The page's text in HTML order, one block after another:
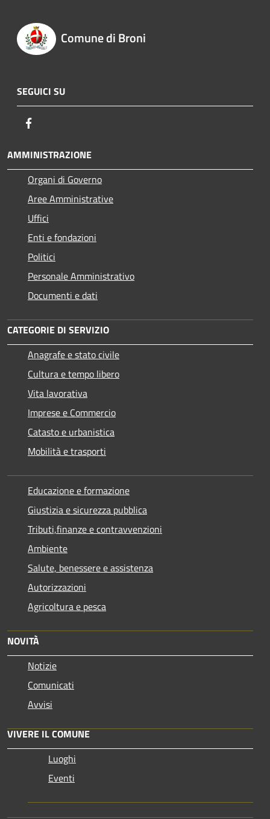
Comune di Broni
SEGUICI SU
AMMINISTRAZIONE
Organi di Governo
Aree Amministrative
Uffici
Enti e fondazioni
Politici
Personale Amministrativo
Documenti e dati
CATEGORIE DI SERVIZIO
Anagrafe e stato civile
Cultura e tempo libero
Vita lavorativa
Imprese e Commercio
Catasto e urbanistica
Mobilità e trasporti
Educazione e formazione
Giustizia e sicurezza pubblica
Tributi,finanze e contravvenzioni
Ambiente
Salute, benessere e assistenza
Autorizzazioni
Agricoltura e pesca
NOVITÀ
Notizie
Comunicati
Avvisi
VIVERE IL COMUNE
Luoghi
Eventi